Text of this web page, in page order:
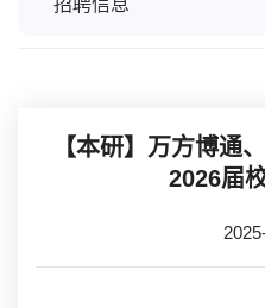
招聘信息
【本研】万方博通
2026届